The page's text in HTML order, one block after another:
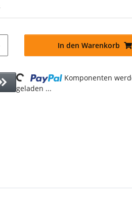
In den Warenkorb
Loading...
Komponenten
geladen ...